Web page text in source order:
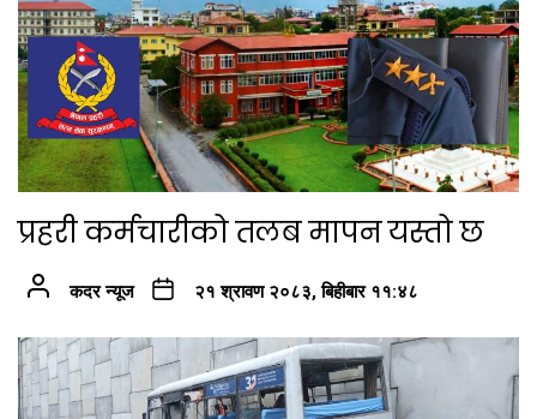
प्रहरी कर्मचारीको तलब मापन यस्तो छ
कदर न्यूज २१ श्रावण २०८३, बिहीबार ११:४८